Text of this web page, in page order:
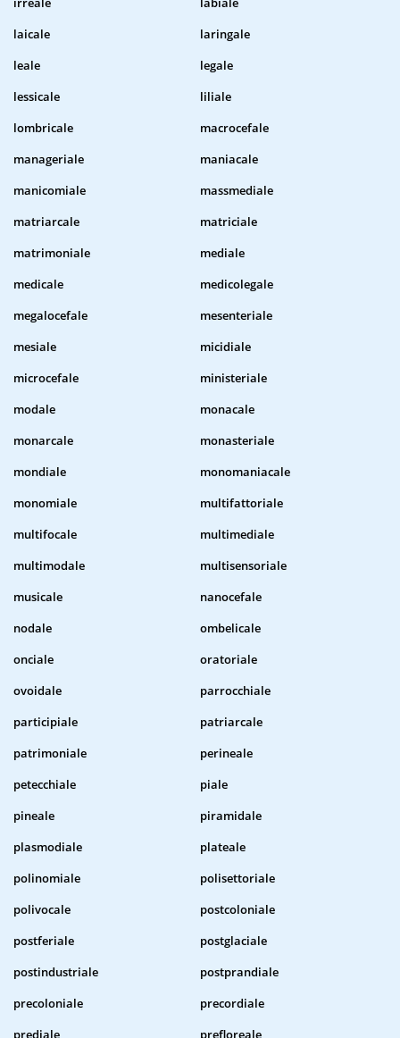
laicale
laringale
leale
legale
lessicale
liliale
lombricale
macrocefale
manageriale
maniacale
manicomiale
massmediale
matriarcale
matriciale
matrimoniale
mediale
medicale
medicolegale
megalocefale
mesenteriale
mesiale
micidiale
microcefale
ministeriale
modale
monacale
monarcale
monasteriale
mondiale
monomaniacale
monomiale
multifattoriale
multifocale
multimediale
multimodale
multisensoriale
musicale
nanocefale
nodale
ombelicale
onciale
oratoriale
ovoidale
parrocchiale
participiale
patriarcale
patrimoniale
perineale
petecchiale
piale
pineale
piramidale
plasmodiale
plateale
polinomiale
polisettoriale
polivocale
postcoloniale
postferiale
postglaciale
postindustriale
postprandiale
precoloniale
precordiale
prediale
prefloreale